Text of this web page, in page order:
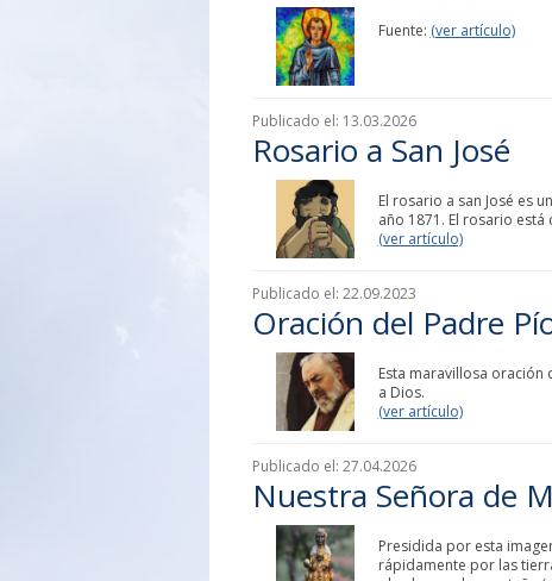
Fuente: (ver artículo)
Publicado el: 13.03.2026
Rosario a San José
El rosario a san José es
año 1871. El rosario
(ver artículo)
Publicado el: 22.09.2023
Oración del Padre
Esta maravillosa
a Dios.
(ver artículo)
Publicado el: 27.04.2026
Nuestra Señora de
Presidida por esta
rápidamente por las